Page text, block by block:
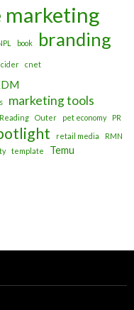
book branding
cider cnet
marketing tools
Outer pet economy
PR
retail media
RMN
template Temu